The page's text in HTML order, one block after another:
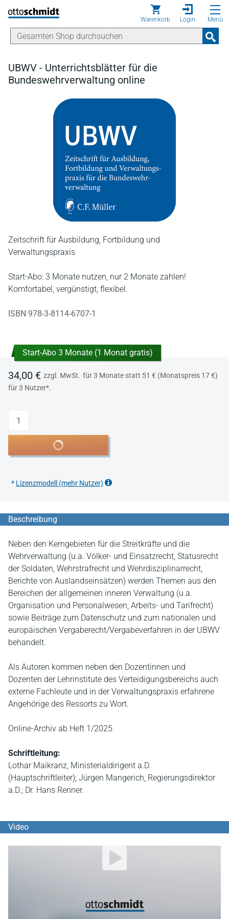
Direkt zum Inhalt
Warenkorb Login Menü
UBWV - Unterrichtsblätter für die
Bundeswehrverwaltung online
Zeitschrift für Ausbildung, Fortbildung und
Verwaltungspraxis
Start-Abo: 3 Monate nutzen, nur 2 Monate zahlen!
Komfortabel, vergünstigt, flexibel.
ISBN 978-3-8114-6707-1
Start-Abo 3 Monate (1 Monat gratis)
34,00 € zzgl. MwSt. für 3 Monate statt 51 € (Monatspreis 17 €)
für 3 Nutzer*.
Anzahl
In den Warenkorb
* Lizenzmodell (mehr Nutzer)
Beschreibung
Neben den Kerngebieten für die Streitkräfte und die
Wehrverwaltung (u.a. Völker- und Einsatzrecht, Statusrecht
der Soldaten, Wehrstrafrecht und Wehrdisziplinarrecht,
Berichte von Auslandseinsätzen) werden Themen aus den
Bereichen der allgemeinen inneren Verwaltung (u.a.
Organisation und Personalwesen, Arbeits- und Tarifrecht)
sowie Beiträge zum Datenschutz und zum nationalen und
europäischen Vergaberecht/Vergabeverfahren in der UBWV
behandelt.
Als Autoren kommen neben den Dozentinnen und
Dozenten der Lehrinstitute des Verteidigungsbereichs auch
externe Fachleute und in der Verwaltungspraxis erfahrene
Angehörige des Ressorts zu Wort.
Online-Archiv ab Heft 1/2025
Schriftleitung:
Lothar Maikranz, Ministerialdirigent a.D.
(Hauptschriftleiter); Jürgen Mangerich, Regierungsdirektor
a.D.; Dr. Hans Renner.
Video